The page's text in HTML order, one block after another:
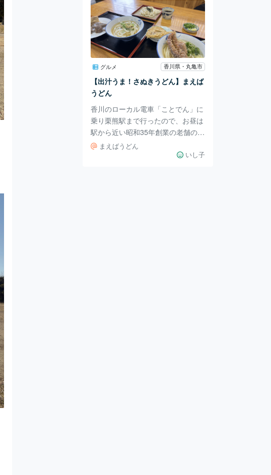
っていました。 キッズコーナーや
お寿司コーナーなどジャンル様々な
ご飯があります。 また、カナッペ
やテリーヌもありました。 デザー
トは、ハート型の『レオマプリン』
やティラミス、アールグレイのゼリ
ーもありました。 アイスはメロ
ン、チョコミント、ぶどうなど20種
類から選べま
グルメ 香川県・丸亀市
【出汁うま！さぬきうどん】まえば
うどん
香川のローカル電車「ことでん」に
乗り栗熊駅まで行ったので、お昼は
駅から近い昭和35年創業の老舗のう
どん屋さん「まえばうどん」に決
定！ 家からは遠いのでなかなか行
まえばうどん
いし子